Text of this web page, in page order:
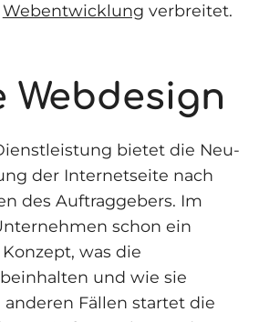
Webentwicklung verbreitet.
Webdesign
bietet die Neu-
der Internetseite nach
des Auftraggebers. Im
schon ein
was die
und wie sie
anderen Fällen startet die